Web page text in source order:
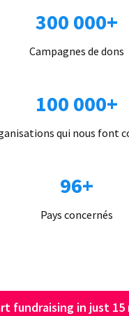
300 000+
Campagnes de dons
100 000+
qui nous font
96+
Pays concernés
fundraising in just 15